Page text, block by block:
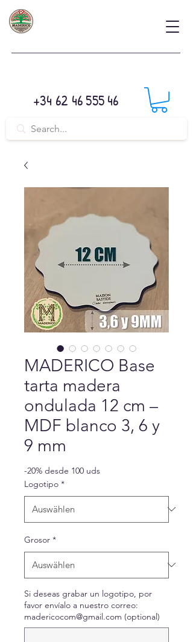
+34 62 46 555 46
MADERICO Base
tarta madera
ondulada 12 cm –
MDF blanco 3, 6 y
9 mm
-20% desde 100 uds
Logotipo *
Grosor *
Si deseas grabar un logotipo, por
favor envíalo a nuestro correo:
madericocom@gmail.com (optional)